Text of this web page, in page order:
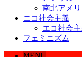
南北アメリ
エコ社会主義
エコ社会
フェミニズム